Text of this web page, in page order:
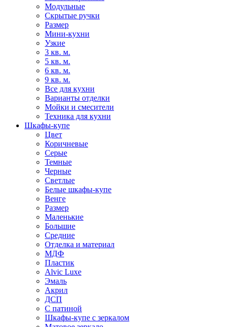
Модульные
Скрытые ручки
Размер
Мини-кухни
Узкие
3 кв. м.
5 кв. м.
6 кв. м.
9 кв. м.
Все для кухни
Варианты отделки
Мойки и смесители
Техника для кухни
Шкафы-купе
Цвет
Коричневые
Серые
Темные
Черные
Светлые
Белые шкафы-купе
Венге
Размер
Маленькие
Большие
Средние
Отделка и материал
МДФ
Пластик
Alvic Luxe
Эмаль
Акрил
ДСП
С патиной
Шкафы-купе с зеркалом